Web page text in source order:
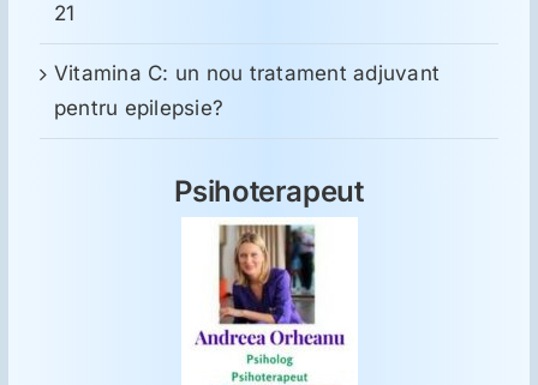
21
Vitamina C: un nou tratament adjuvant
pentru epilepsie?
Psihoterapeut